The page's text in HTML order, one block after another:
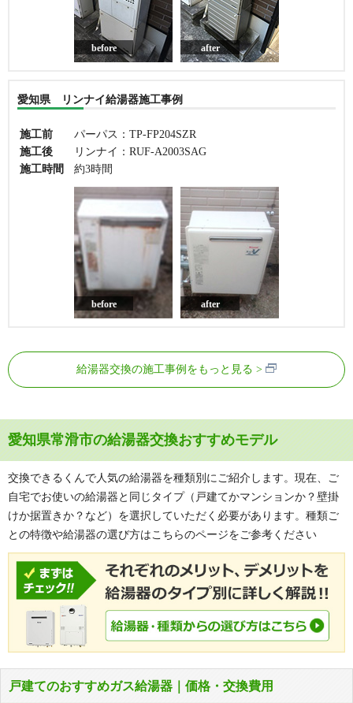
before after
愛知県 リンナイ給湯器施工事例
施工前
パーパス：TP-FP204SZR
施工後
リンナイ：RUF-A2003SAG
施工時間
約3時間
before after
給湯器交換の施工事例をもっと見る
愛知県常滑市の給湯器交換おすすめモデル
交換できるくんで人気の給湯器を種類別にご紹介します。現在、ご
自宅でお使いの給湯器と同じタイプ（戸建てかマンションか？壁掛
けか据置きか？など）を選択していただく必要があります。種類ご
との特徴や給湯器の選び方はこちらのページをご参考ください
戸建てのおすすめガス給湯器｜価格・交換費用